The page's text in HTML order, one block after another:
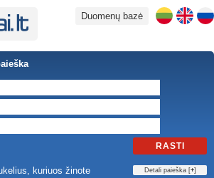
Duomenų bazė
RASTI
kuriuos žinote Detali paieška [+]